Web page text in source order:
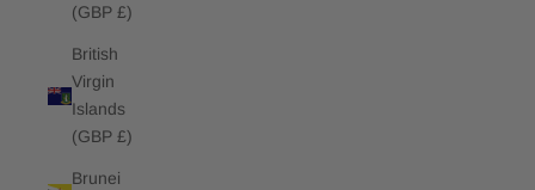
(GBP £)
British
Virgin
Islands
(GBP £)
Brunei